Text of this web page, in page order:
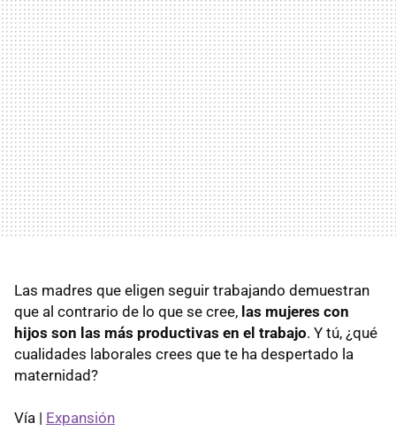
Las madres que eligen seguir trabajando demuestran
que al contrario de lo que se cree, las mujeres con
hijos son las más productivas en el trabajo. Y tú, ¿qué
cualidades laborales crees que te ha despertado la
maternidad?
Vía | Expansión